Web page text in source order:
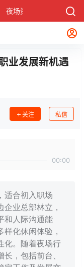
夜场资讯 社区
业发展新机遇
关注 私信
00:00
适合初入职场
业总部林立，
和人际沟通能
化休闲体验，
化。随着夜场行
，包括前台、